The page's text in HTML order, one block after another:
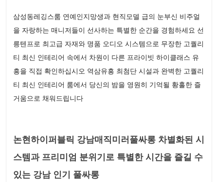
삼성동레깅스룸 연예인지망생과 현직모델 급의 눈부신 비주얼
을 자랑하는 매니저들이 선사하는 특별한 순간을 경험하세요 선
릉텐프로 최고급 자재와 명품 오디오 시스템으로 무장한 고퀄리
티 최신 인테리어 속에서 차원이 다른 프라이빗 하이클래스 유
흥을 직접 확인하십시오 역삼유흥 최첨단 시설과 완벽한 고퀄리
티 최신 인테리어 룸에서 당신의 밤을 영원히 기억될 황홀한 즐
거움으로 채워드립니다
논현하이퍼블릭 강남매직미러풀싸롱 차별화된 시
스템과 프리미엄 분위기로 특별한 시간을 즐길 수
있는 강남 인기 풀싸롱